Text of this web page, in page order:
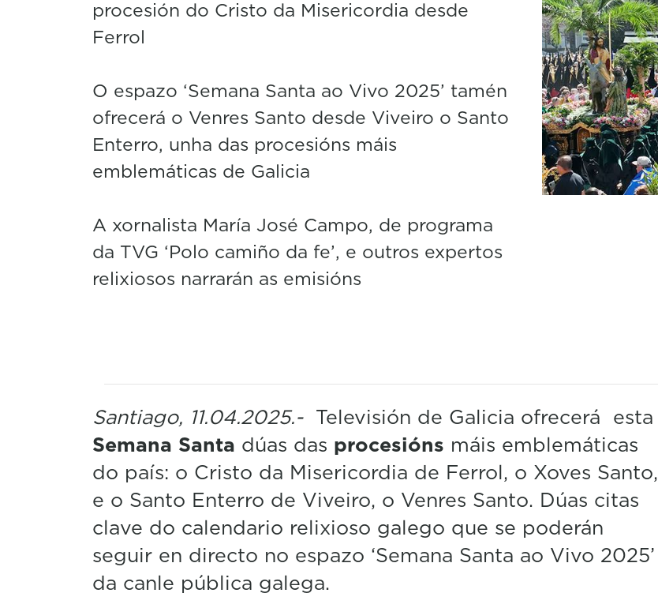
procesión do Cristo da Misericordia desde
Ferrol
O espazo ‘Semana Santa ao Vivo 2025’ tamén
ofrecerá o Venres Santo desde Viveiro o Santo
Enterro, unha das procesións máis
emblemáticas de Galicia
A xornalista María José Campo, de programa
da TVG ‘Polo camiño da fe’, e outros expertos
relixiosos narrarán as emisións
Santiago, 11.04.2025.- Televisión de Galicia ofrecerá esta
Semana Santa dúas das procesións máis emblemáticas
do país: o Cristo da Misericordia de Ferrol, o Xoves Santo,
e o Santo Enterro de Viveiro, o Venres Santo. Dúas citas
clave do calendario relixioso galego que se poderán
seguir en directo no espazo ‘Semana Santa ao Vivo 2025’
da canle pública galega.